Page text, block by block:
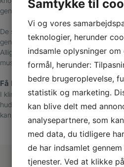
genere og føre til hård hud og ligtorne.
De små muskler og sener, der danner
genoptræne, da vi ikke har bevidst
Alligevel kan særlige øvelser være med
muskulatur.
Få lindret dine smerter
I klinikken kan vi lindre dine smerter
hud og ligtorne, der generer dig. Vi
kan styrke dine fodmuskler.
Samtykke til
Vi og vores
teknologier, herunder
indsamle oplysninger
formål, herunder:
bedre brugeroplevelse,
statistik og marketing.
kan blive delt med
analysepartnere, som
med data, du tidligere
de har indsamlet
tjenester. Ved at klikke